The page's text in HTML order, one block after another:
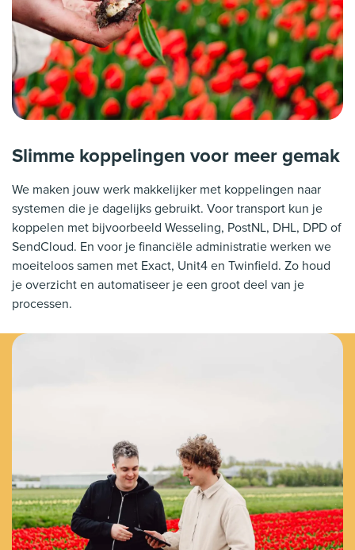
Slimme koppelingen voor meer gemak
We maken jouw werk makkelijker met koppelingen naar
systemen die je dagelijks gebruikt. Voor transport kun je
koppelen met bijvoorbeeld Wesseling, PostNL, DHL, DPD of
SendCloud. En voor je financiële administratie werken we
moeiteloos samen met Exact, Unit4 en Twinfield. Zo houd
je overzicht en automatiseer je een groot deel van je
processen.